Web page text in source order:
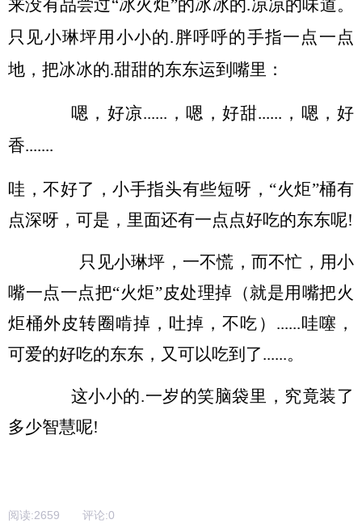
来没有品尝过“冰火炬”的冰冰的.凉凉的味道。
只见小琳坪用小小的. 胖呼呼的手指一点一点
地，把冰冰的.甜甜的东东运到嘴里：
嗯，好凉...... ，嗯，好甜...... ，嗯，好
香.......
哇，不好了，小手指头有些短呀， “火炬”桶有
点深呀，可是，里面还有一点点好吃的东东呢!
只见小琳坪，一不慌，而不忙，用小
嘴一点一点把“火炬”皮处理掉（就是用嘴把火
炬桶外皮转圈 啃掉，吐掉，不吃） ......哇噻，
可爱的好吃的东东，又可以吃到了......。
这小小的.一岁的笑脑袋里，究竟装了
多少智慧呢!
阅读:2659 评论:0